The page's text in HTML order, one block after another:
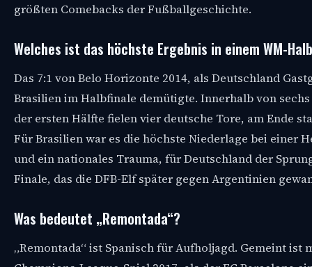
größten Comebacks der Fußballgeschichte.
Welches ist das höchste Ergebnis in einem WM-
Das 7:1 von Belo Horizonte 2014, als Deutschland
Brasilien im Halbfinale demütigte. Innerhalb von
der ersten Hälfte fielen vier deutsche Tore, am Ende
Für Brasilien war es die höchste Niederlage bei einer
und ein nationales Trauma, für Deutschland der
Finale, das die DFB-Elf später gegen Argentinien
Was bedeutet „Remontada“?
„Remontada“ ist Spanisch für Aufholjagd. Gemeint ist